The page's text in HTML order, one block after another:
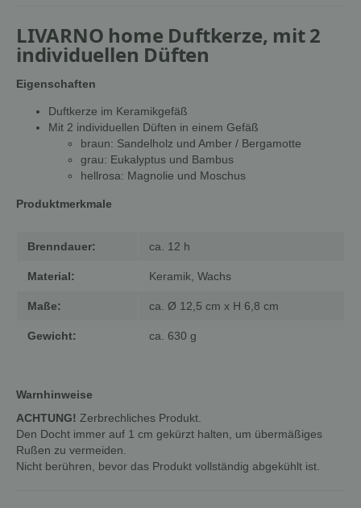
LIVARNO home Duftkerze, mit 2
individuellen Düften
Eigenschaften
Duftkerze im Keramikgefäß
Mit 2 individuellen Düften in einem Gefäß
braun: Sandelholz und Amber / Bergamotte
grau: Eukalyptus und Bambus
hellrosa: Magnolie und Moschus
Produktmerkmale
Brenndauer: ca. 12 h
Material: Keramik, Wachs
Maße: ca. Ø 12,5 cm x H 6,8 cm
Gewicht: ca. 630 g
Warnhinweise
ACHTUNG! Zerbrechliches Produkt.
Den Docht immer auf 1 cm gekürzt halten, um übermäßiges
Rußen zu vermeiden.
Nicht berühren, bevor das Produkt vollständig abgekühlt ist.